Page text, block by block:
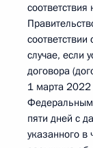
случае, если
договора
1 марта 2022
Федеральным
пяти дней с
указанного в